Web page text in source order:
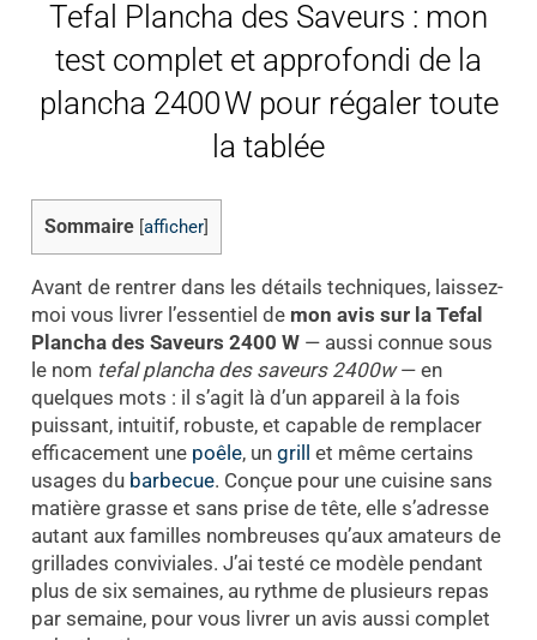
Tefal Plancha des Saveurs : mon
test complet et approfondi de la
plancha 2400 W pour régaler toute
la tablée
Sommaire afficher]
Avant de rentrer dans les détails techniques, laissez-
moi vous livrer l’essentiel de mon avis sur la Tefal
Plancha des Saveurs 2400 W— aussi connue sous
le nom tefal plancha des saveurs 2400w— en
quelques mots : il s’agit là d’un appareil à la fois
puissant, intuitif, robuste, et capable de remplacer
efficacement une poêle, un grill et même certains
usages du barbecue. Conçue pour une cuisine sans
matière grasse et sans prise de tête, elle s’adresse
autant aux familles nombreuses qu’aux amateurs de
grillades conviviales. J’ai testé ce modèle pendant
plus de six semaines, au rythme de plusieurs repas
par semaine, pour vous livrer un avis aussi complet